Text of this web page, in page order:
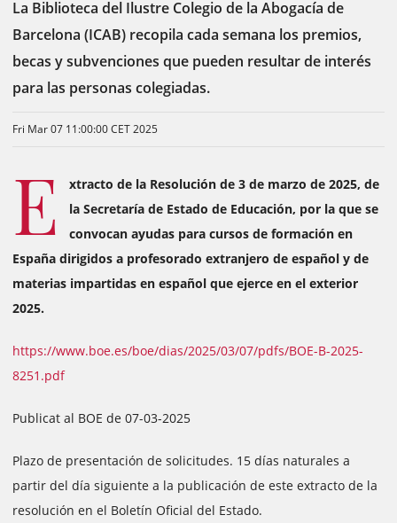
La Biblioteca del Ilustre Colegio de la Abogacía de
Barcelona (ICAB) recopila cada semana los premios,
becas y subvenciones que pueden resultar de interés
para las personas colegiadas.
Fri Mar 07 11:00:00 CET 2025
E
xtracto de la Resolución de 3 de marzo de 2025, de
la Secretaría de Estado de Educación, por la que se
convocan ayudas para cursos de formación en
España dirigidos a profesorado extranjero de español y de
materias impartidas en español que ejerce en el exterior
2025.
https://www.boe.es/boe/dias/2025/03/07/pdfs/BOE-B-2025-
8251.pdf
Publicat al BOE de 07-03-2025
Plazo de presentación de solicitudes. 15 días naturales a
partir del día siguiente a la publicación de este extracto de la
resolución en el Boletín Oficial del Estado.